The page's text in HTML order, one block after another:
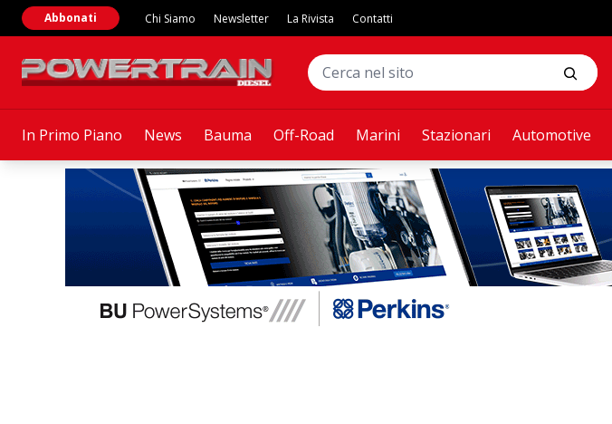
In Primo Piano News Bauma Off-Road Marini Stazionari Automotive
Abbonati Chi Siamo Newsletter La Rivista Contatti